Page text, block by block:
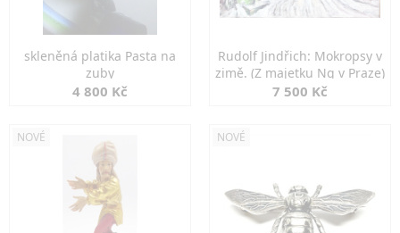
skleněná platika Pasta na
zuby
4 800 Kč
Rudolf Jindřich: Mokropsy v
zimě. (Z majetku Ng v Praze)
7 500 Kč
NOVÉ NOVÉ